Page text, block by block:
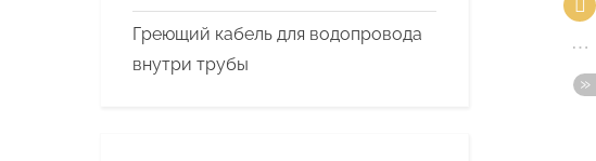
Греющий кабель для водопровода
внутри трубы